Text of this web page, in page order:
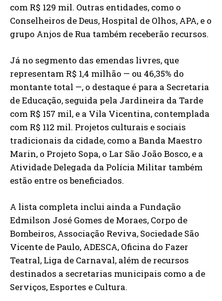
com R$ 129 mil. Outras entidades, como o
Conselheiros de Deus, Hospital de Olhos, APA, e o
grupo Anjos de Rua também receberão recursos.
Já no segmento das emendas livres, que
representam R$ 1,4 milhão — ou 46,35% do
montante total —, o destaque é para a Secretaria
de Educação, seguida pela Jardineira da Tarde
com R$ 157 mil, e a Vila Vicentina, contemplada
com R$ 112 mil. Projetos culturais e sociais
tradicionais da cidade, como a Banda Maestro
Marin, o Projeto Sopa, o Lar São João Bosco, e a
Atividade Delegada da Polícia Militar também
estão entre os beneficiados.
A lista completa inclui ainda a Fundação
Edmilson José Gomes de Moraes, Corpo de
Bombeiros, Associação Reviva, Sociedade São
Vicente de Paulo, ADESCA, Oficina do Fazer
Teatral, Liga de Carnaval, além de recursos
destinados a secretarias municipais como a de
Serviços, Esportes e Cultura.